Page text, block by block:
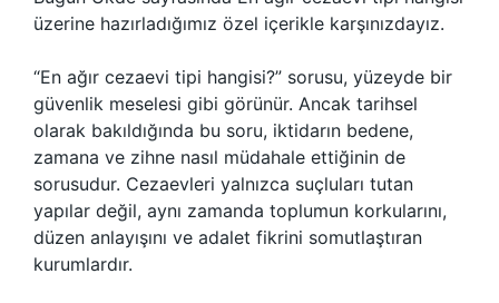
üzerine hazırladığımız özel içerikle karşınızdayız.
“En ağır cezaevi tipi hangisi?” sorusu, yüzeyde bir
güvenlik meselesi gibi görünür. Ancak tarihsel
olarak bakıldığında bu soru, iktidarın bedene,
zamana ve zihne nasıl müdahale ettiğinin de
sorusudur. Cezaevleri yalnızca suçluları tutan
yapılar değil, aynı zamanda toplumun korkularını,
düzen anlayışını ve adalet fikrini somutlaştıran
kurumlardır.